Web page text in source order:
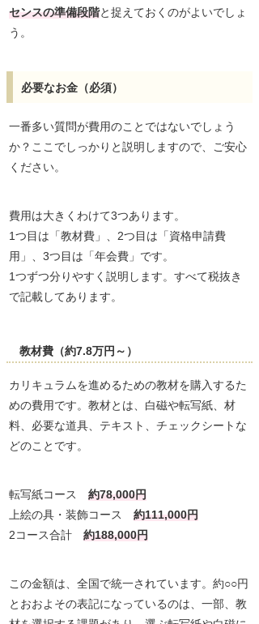
センスの準備段階と捉えておくのがよいでしょ
う。
必要なお金（必須）
一番多い質問が費用のことではないでしょう
か？ここでしっかりと説明しますので、ご安心
ください。
費用は大きくわけて3つあります。
1つ目は「教材費」、2つ目は「資格申請費
用」、3つ目は「年会費」です。
1つずつ分りやすく説明します。すべて税抜き
で記載してあります。
教材費（約7.8万円～）
カリキュラムを進めるための教材を購入するた
めの費用です。教材とは、白磁や転写紙、材
料、必要な道具、テキスト、チェックシートな
どのことです。
転写紙コース 約78,000円
上絵の具・装飾コース 約111,000円
2コース合計 約188,000円
この金額は、全国で統一されています。約○○円
とおおよその表記になっているのは、一部、教